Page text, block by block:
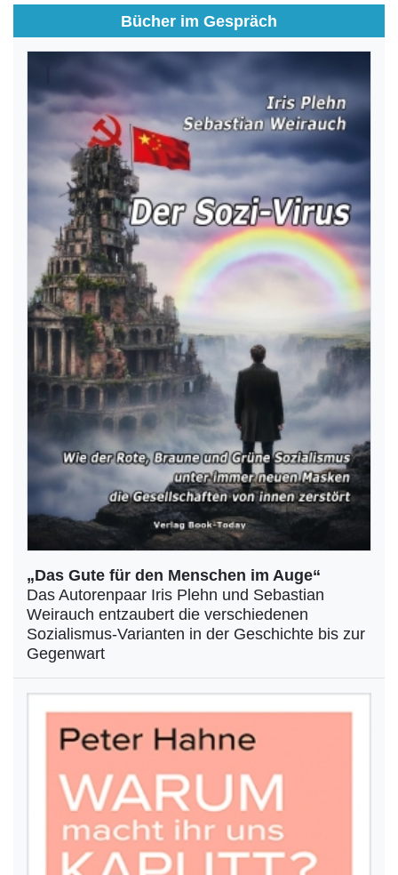
Bücher im Gespräch
„Das Gute für den Menschen im Auge“
Das Autorenpaar Iris Plehn und Sebastian
Weirauch entzaubert die verschiedenen
Sozialismus-Varianten in der Geschichte bis zur
Gegenwart